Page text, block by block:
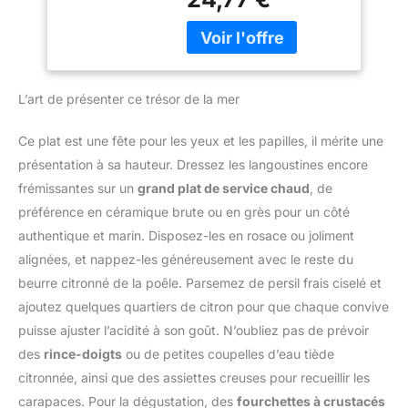
avec de nouvelles
recettes, comparables à
Testez de nouvelles
saveurs grâce à des
finement, sans aucun
goût amer. Et si vous
utilisez cette râpe avec
des fromages durs, tels
que le parmesan, vous
obtiendrez des copeaux
de fromage fins, fondant
sur vos pâtes chaudes.
✅ZESTER & RÂPER N'A
JAMAIS ÉTÉ AUSSI
SIMPLE : Râpez le
fromage le plus dur sans
avoir à trop forcer.
Zestez également en
dures sans abîmer la
chair, évitant ainsi les
éclats et le gâchis. Ils
langouste, la crevette et
DE FERMETURE SÛR :
Les ciseaux De Buyer
utilisent un système de
fermoir et de ressort
breveté pour assurer une
coupe sûre et facile.
POIGNÉE LARGE ET
poignée des ciseaux De
Buyer s’adapte
confortablement à toutes
les mains, même les plus
INTÉGRÉES : Les ciseaux
L’art de présenter ce trésor de la mer
Ce plat est une fête pour les yeux et les papilles, il mérite une
présentation à sa hauteur. Dressez les langoustines encore
frémissantes sur un grand plat de service chaud , de
préférence en céramique brute ou en grès pour un côté
authentique et marin. Disposez-les en rosace ou joliment
alignées, et nappez-les généreusement avec le reste du
beurre citronné de la poêle. Parsemez de persil frais ciselé et
ajoutez quelques quartiers de citron pour que chaque convive
puisse ajuster l’acidité à son goût. N’oubliez pas de prévoir
des rince-doigts ou de petites coupelles d’eau tiède
citronnée, ainsi que des assiettes creuses pour recueillir les
carapaces. Pour la dégustation, des fourchettes à crustacés